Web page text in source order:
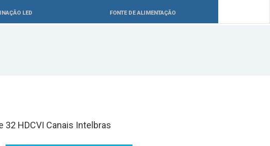
LED FONTE DE ALIMENTAÇÃO
32 HDCVI Canais Intelbras